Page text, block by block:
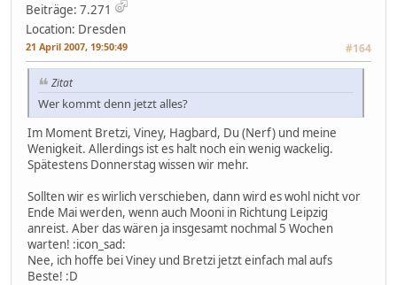
Beiträge: 7.271
Location: Dresden
21 April 2007, 19:50:49 #164
Zitat
Wer kommt denn jetzt alles?
Im Moment Bretzi, Viney, Hagbard, Du (Nerf) und meine
Wenigkeit. Allerdings ist es halt noch ein wenig wackelig.
Spätestens Donnerstag wissen wir mehr.
Sollten wir es wirlich verschieben, dann wird es wohl nicht vor
Ende Mai werden, wenn auch Mooni in Richtung Leipzig
anreist. Aber das wären ja insgesamt nochmal 5 Wochen
warten! :icon_sad:
Nee, ich hoffe bei Viney und Bretzi jetzt einfach mal aufs
Beste! :D